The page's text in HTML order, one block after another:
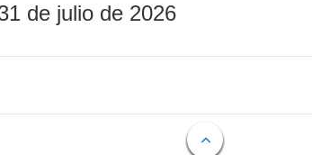
de julio de 2026